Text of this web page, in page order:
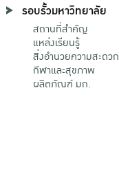
รอบรั้วมหาวิทยาลัย
สถานที่สำคัญ
แหล่งเรียนรู้
สิ่งอำนวยความสะดวก
กีฬาและสุขภาพ
ผลิตภัณฑ์ มก.